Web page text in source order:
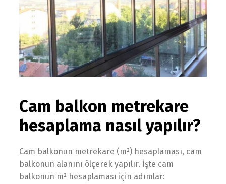
Cam balkon metrekare
hesaplama nasıl yapılır?
Cam balkonun metrekare (m²) hesaplaması, cam
balkonun alanını ölçerek yapılır. İşte cam
balkonun m² hesaplaması için adımlar: